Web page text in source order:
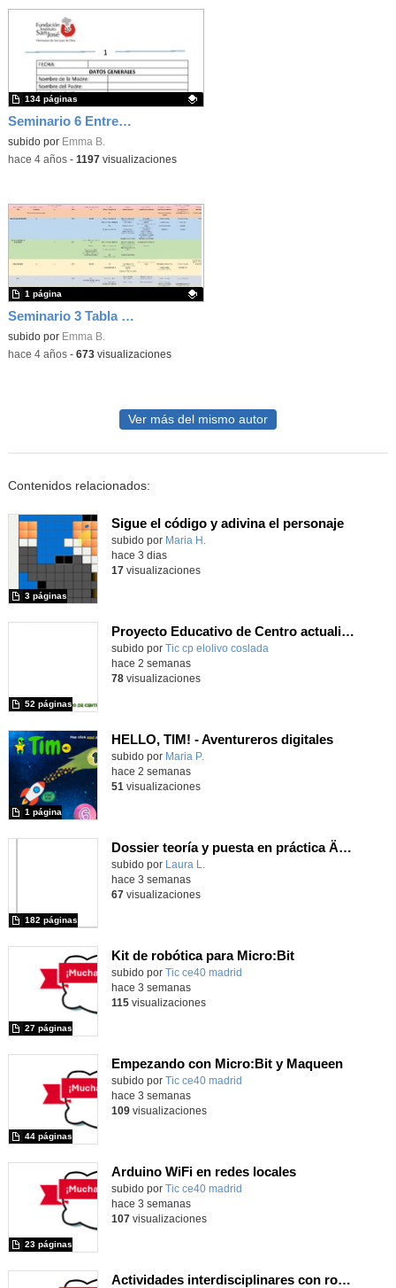
Seminario 6 Entrevista Basada en Rutinas (EBR)
Contenido educativo.
subido por Emma B.
134 páginas
-hace 4 años- 1197visualizaciones
Seminario 3 Tabla comparativa de CAA
Contenido educativo.
subido por Emma B.
1 página
-hace 4 años- 673visualizaciones
Ver más del mismo autor
Contenidos relacionados:
Sigue el código y adivina el personaje
Contenido educativo.
subido por Maria H.
3 páginas
hace 3 dias
17visualizaciones
Proyecto Educativo de Centro actualizado 2026
subido por Tic cp elolivo coslada
52 páginas
hace 2 semanas
78visualizaciones
HELLO, TIM! - Aventureros digitales
Contenido educativo.
subido por Maria P.
1 página
hace 2 semanas
51 visualizaciones
Dossier teoría y puesta en práctica Äprendizaje Basado en Juegos en Educación Infantil y Primaria
Contenido educativo.
subido por Laura L.
182 páginas
hace 3 semanas
67visualizaciones
Kit de robótica para Micro:Bit
Contenido educativo.
subido por Tic ce40 madrid
27 páginas
hace 3 semanas
115visualizaciones
Empezando con Micro:Bit y Maqueen
Contenido educativo.
subido por Tic ce40 madrid
44 páginas
hace 3 semanas
109visualizaciones
Arduino WiFi en redes locales
Contenido educativo.
subido por Tic ce40 madrid
23 páginas
hace 3 semanas
107visualizaciones
Actividades interdisciplinares con robótica y pensamiento computacional